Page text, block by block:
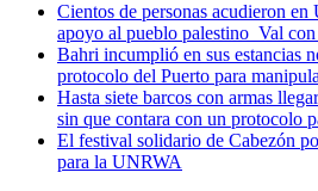
Cientos de personas acudieron en
apoyo al pueblo palestino Val con
Bahri incumplió en sus estancias
protocolo del Puerto para
Hasta siete barcos con armas
sin que contara con un protocolo
El festival solidario de Cabezón
para la UNRWA